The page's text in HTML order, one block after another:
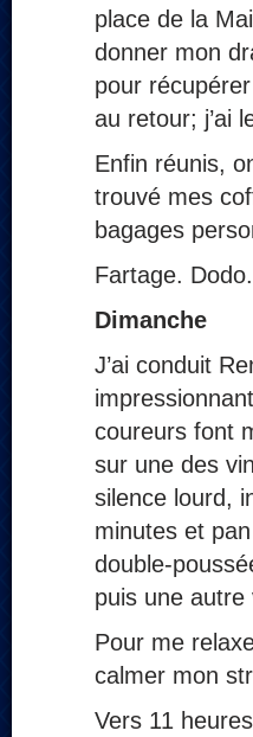
place de la
donner mon
pour
au retour; j’ai
Enfin réunis,
trouvé mes
bagages
Fartage. Dodo.
Dimanche
J’ai conduit
coureurs font
sur une des
silence lourd,
minutes et
double-
puis une
Pour me
calmer mon
Vers 11